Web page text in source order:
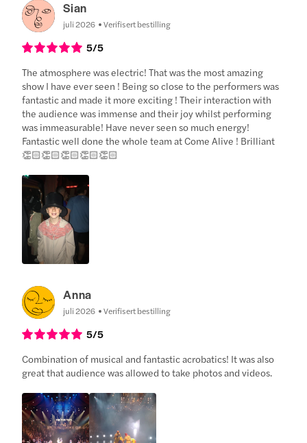
Sian
juli 2026 Verifisert bestilling
5/5
The atmosphere was electric! That was the most amazing
show I have ever seen ! Being so close to the performers was
fantastic and made it more exciting ! Their interaction with
the audience was immense and their joy whilst performing
was immeasurable! Have never seen so much energy!
Fantastic well done the whole team at Come Alive ! Brilliant
👏🏻👏🏻👏🏻👏🏻👏🏻
Anna
juli 2026 Verifisert bestilling
5/5
Combination of musical and fantastic acrobatics! It was also
great that audience was allowed to take photos and videos.